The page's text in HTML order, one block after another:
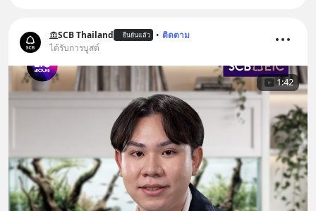
SCB Thailand ยืนยันแล้ว • ติดตาม
ได้รับการบูสต์
1:42